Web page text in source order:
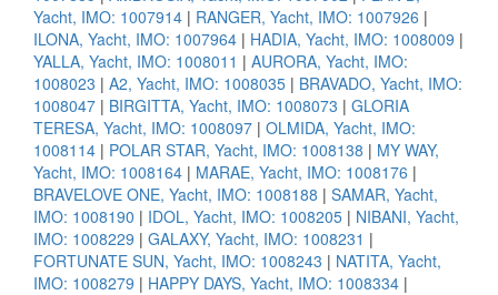
Yacht, IMO: 1007914 | RANGER, Yacht, IMO: 1007926 |
ILONA, Yacht, IMO: 1007964 | HADIA, Yacht, IMO: 1008009 |
YALLA, Yacht, IMO: 1008011 | AURORA, Yacht, IMO:
1008023 | A2, Yacht, IMO: 1008035 | BRAVADO, Yacht, IMO:
1008047 | BIRGITTA, Yacht, IMO: 1008073 | GLORIA
TERESA, Yacht, IMO: 1008097 | OLMIDA, Yacht, IMO:
1008114 | POLAR STAR, Yacht, IMO: 1008138 | MY WAY,
Yacht, IMO: 1008164 | MARAE, Yacht, IMO: 1008176 |
BRAVELOVE ONE, Yacht, IMO: 1008188 | SAMAR, Yacht,
IMO: 1008190 | IDOL, Yacht, IMO: 1008205 | NIBANI, Yacht,
IMO: 1008229 | GALAXY, Yacht, IMO: 1008231 |
FORTUNATE SUN, Yacht, IMO: 1008243 | NATITA, Yacht,
IMO: 1008279 | HAPPY DAYS, Yacht, IMO: 1008334 |